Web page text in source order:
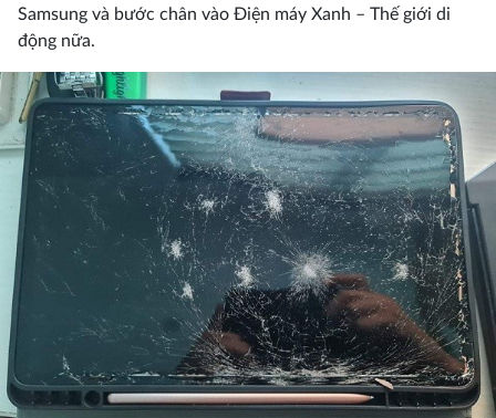
Samsung và bước chân vào Điện máy Xanh – Thế giới di
động nữa.